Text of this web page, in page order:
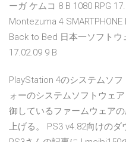
ーガ ケムコ 8 B 1080 RPG
Montezuma 4
Back to Bed 日本一ソフトウ
17.02.09 9 B
PlayStation 4のシステムソ
ォーのシステムソフトウェ
御しているファームウェア
上げる。 PS3 v4.82向けのダ